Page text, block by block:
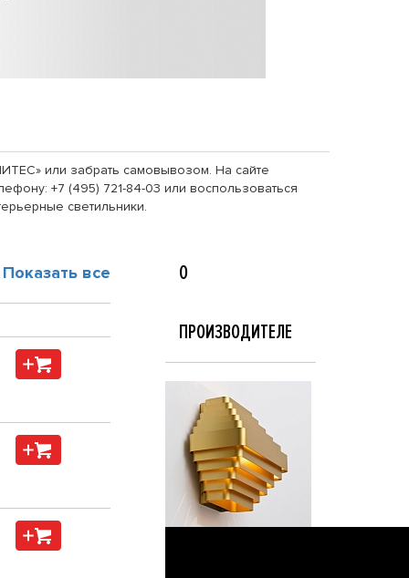
или забрать самовывозом. На сайте
+7 (495) 721-84-03 или воспользоваться
светильники.
Показать все О
ПРОИЗВОДИТЕЛЕ